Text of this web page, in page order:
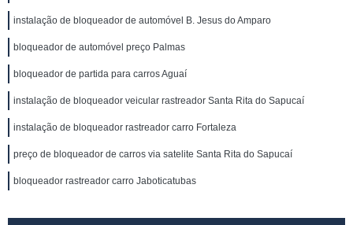
instalação de bloqueador de automóvel B. Jesus do Amparo
bloqueador de automóvel preço Palmas
bloqueador de partida para carros Aguaí
instalação de bloqueador veicular rastreador Santa Rita do Sapucaí
instalação de bloqueador rastreador carro Fortaleza
preço de bloqueador de carros via satelite Santa Rita do Sapucaí
bloqueador rastreador carro Jaboticatubas